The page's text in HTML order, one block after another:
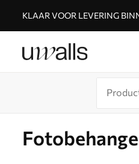
KLAAR VOOR LEVERING